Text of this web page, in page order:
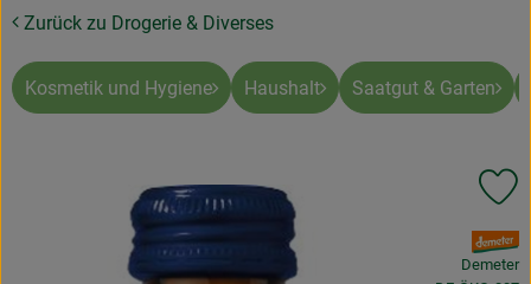
Ökokisten
Rezepte
NEUES & ANGEBOTE
Zurück zu Drogerie & Diverses
Kosmetik und Hygiene Haushalt Saatgut & Garten
, Verband:
Demeter